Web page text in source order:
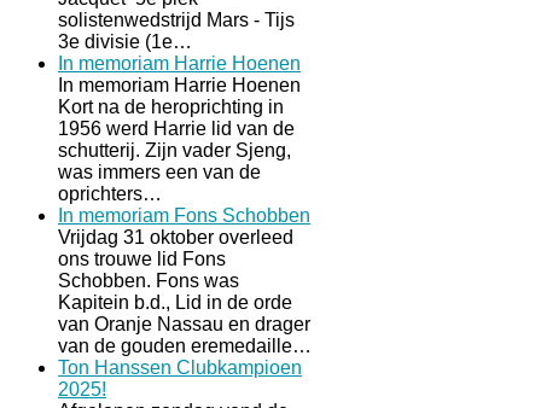
solistenwedstrijd Mars - Tijs
3e divisie (1e…
In memoriam Harrie Hoenen
In memoriam Harrie Hoenen
Kort na de heroprichting in
1956 werd Harrie lid van de
schutterij. Zijn vader Sjeng,
was immers een van de
oprichters…
In memoriam Fons Schobben
Vrijdag 31 oktober overleed
ons trouwe lid Fons
Schobben. Fons was
Kapitein b.d., Lid in de orde
van Oranje Nassau en drager
van de gouden eremedaille…
Ton Hanssen Clubkampioen
2025!